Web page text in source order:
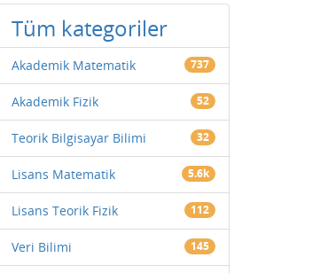
Tüm kategoriler
Akademik Matematik 737
Akademik Fizik 52
Teorik Bilgisayar Bilimi 32
Lisans Matematik 5.6k
Lisans Teorik Fizik 112
Veri Bilimi 145